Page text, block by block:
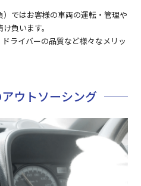
ではお客様の車両の運転・管理や
負います。
ライバーの品質など様々なメリッ
ウトソーシング